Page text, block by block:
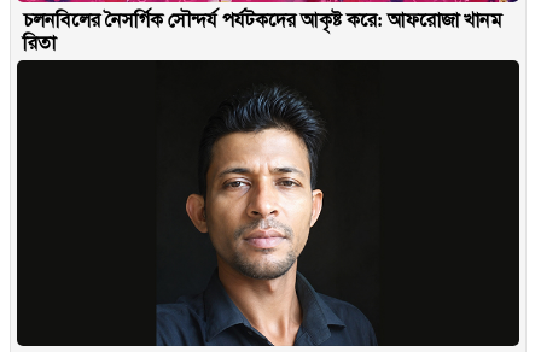
চলনবিলের নৈসর্গিক সৌন্দর্য পর্যটকদের আকৃষ্ট করে: আফরোজা খানম
রিতা